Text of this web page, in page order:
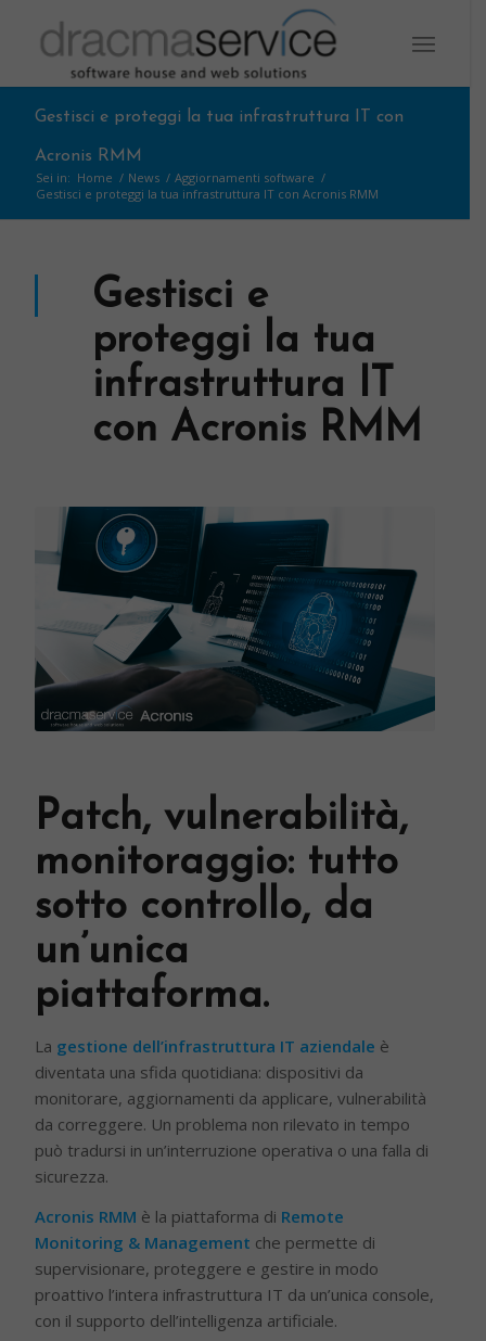
Gestisci e proteggi la tua infrastruttura IT con
Acronis RMM
Sei in: Home / News / Aggiornamenti software /
Gestisci e proteggi la tua infrastruttura IT con Acronis RMM
Gestisci e
proteggi la tua
infrastruttura IT
con Acronis RMM
Patch, vulnerabilità,
monitoraggio: tutto
sotto controllo, da
un’unica
piattaforma.
La gestione dell’infrastruttura IT aziendale è
diventata una sfida quotidiana: dispositivi da
monitorare, aggiornamenti da applicare, vulnerabilità
da correggere. Un problema non rilevato in tempo
può tradursi in un’interruzione operativa o una falla di
sicurezza.
Acronis RMM è la piattaforma di Remote
Monitoring & Management che permette di
supervisionare, proteggere e gestire in modo
proattivo l’intera infrastruttura IT da un’unica console,
con il supporto dell’intelligenza artificiale.